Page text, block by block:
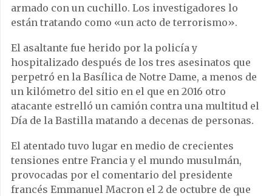
armado con un cuchillo. Los investigadores lo
están tratando como «un acto de terrorismo».
El asaltante fue herido por la policía y
hospitalizado después de los tres asesinatos que
perpetró en la Basílica de Notre Dame, a menos de
un kilómetro del sitio en el que en 2016 otro
atacante estrelló un camión contra una multitud el
Día de la Bastilla matando a decenas de personas.
El atentado tuvo lugar en medio de crecientes
tensiones entre Francia y el mundo musulmán,
provocadas por el comentario del presidente
francés Emmanuel Macron el 2 de octubre de que